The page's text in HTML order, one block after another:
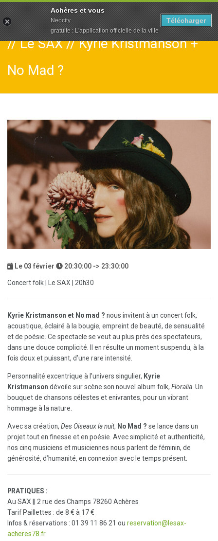
// Le SAX // Kyrie Kristmanson +
No Mad ?
Le 03 février 20:30:00 -> 23:30:00
Concert folk | Le SAX | 20h30
Kyrie Kristmanson et No mad ? nous invitent à un concert folk,
acoustique, éclairé à la bougie, empreint de beauté, de sensualité
et de poésie. Ce spectacle se veut au plus près des spectateurs,
dans une douce complicité. Il en résulte un moment suspendu, à la
fois doux et puissant, d’une rare intensité.
Personnalité excentrique à l’univers singulier, Kyrie
Kristmanson dévoile sur scène son nouvel album folk, Floralia. Un
bouquet de chansons célestes et enivrantes, pour un vibrant
hommage à la nature.
Avec sa création, Des Oiseaux la nuit, No Mad ? se lance dans un
projet tout en finesse et en poésie. Avec simplicité et authenticité,
nos cinq musiciens et musiciennes nous parlent de féminin, de
générosité, d’humanité, en connexion avec le temps présent.
PRATIQUES :
Au SAX || 2 rue des Champs 78260 Achères
Tarif Paillettes : de 8 € à 17 €
Infos & réservations : 01 39 11 86 21 ou reservation@lesax-
acheres78.fr
Achères et vous
Neocity
gratuite : L'application officielle de la ville
Télécharger